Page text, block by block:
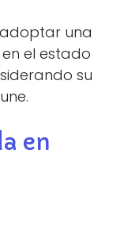
una
el estado
su
en